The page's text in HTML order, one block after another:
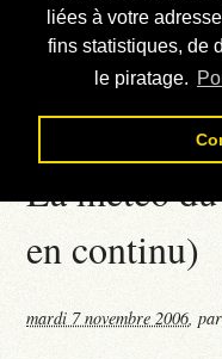
liées à votre
fins statistiques, de
le piratage.
Liens externes
Téléchargement
Contact
La météo
en continu)
mardi 7 novembre 2006,